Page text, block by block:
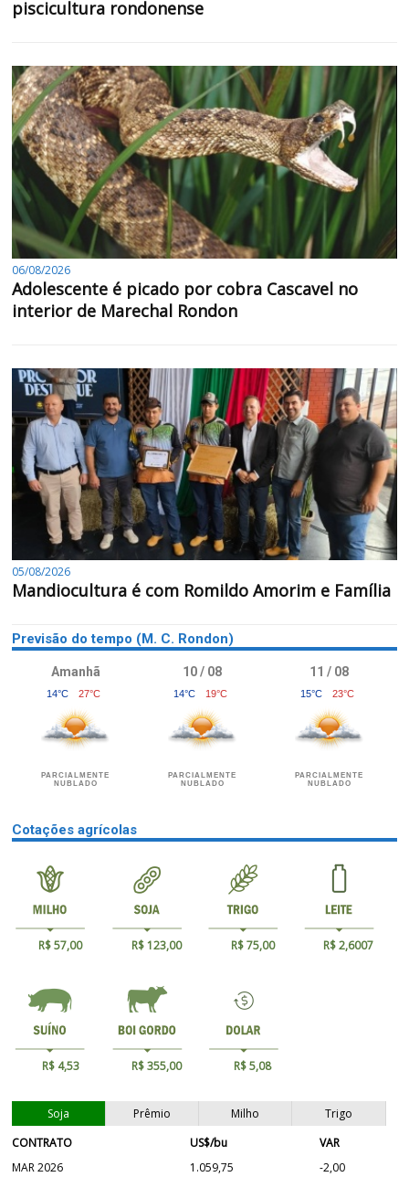
piscicultura rondonense
06/08/2026
Adolescente é picado por cobra Cascavel no
interior de Marechal Rondon
05/08/2026
Mandiocultura é com Romildo Amorim e Família
Previsão do tempo (M. C. Rondon)
Amanhã
14°C 27°C
PARCIALMENTE
NUBLADO
10 / 08
14°C 19°C
PARCIALMENTE
NUBLADO
11 / 08
15°C 23°C
PARCIALMENTE
NUBLADO
Cotações agrícolas
R$ 57,00 R$ 123,00 R$ 75,00 R$ 2,6007
R$ 4,53 R$ 355,00 R$ 5,08
Soja Prêmio Milho
Trigo
CONTRATO
US$/bu
VAR
MAR 2026
1.059,75 -2,00